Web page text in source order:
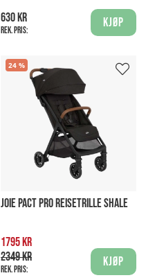
630 kr
Rek. pris:
Kjøp
24
JOIE PACT PRO REISETRILLE SHALE
1795 kr
2349 kr
Rek. pris:
Kjøp